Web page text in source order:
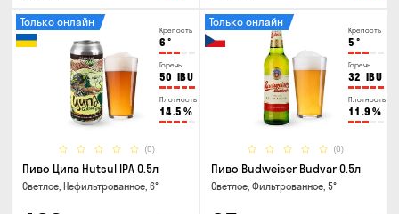
Крепость
6 °
Горечь
50 IBU
Плотность
14.5 %
(0)
Только онлайн
Пиво Ципа Hutsul IPA 0.5л
Светлое, Нефильтрованное, 6°
Крепость
5 °
Горечь
32 IBU
Плотность
11.9 %
(0)
Только онлайн
Пиво Budweiser Budvar 0.5л
Светлое, Фильтрованное, 5°